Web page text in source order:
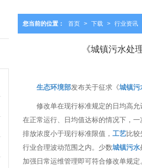
您当前的位置： 首页 > 下载 > 行业资讯
《城镇污水处
生态环境部发布关于征求《城镇污
修改单在现行标准规定的日均高
在正常运行、日均值达标的情况下，
排放浓度小于现行标准限值， 工艺比
行业合理波动范围之内。少数城镇污水
加强日常运维管理即可符合修改单规